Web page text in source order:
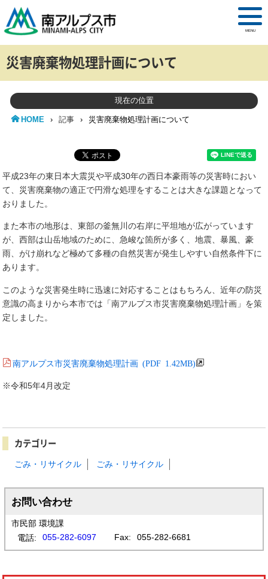
MENU
災害廃棄物処理計画について
現在の位置
HOME › 記事 › 災害廃棄物処理計画について
平成23年の東日本大震災や平成30年の西日本豪雨等の災害時におい
て、災害廃棄物の適正で円滑な処理をすることは大きな課題となって
おりました。
また本市の地形は、東部の釜無川の右岸に平坦地が広がっています
が、西部は山岳地域のために、急峻な箇所が多く、地震、暴風、豪
雨、がけ崩れなど極めて多種の自然災害が発生しやすい自然条件下に
あります。
このような災害発生時に迅速に対応することはもちろん、近年の防災
意識の高まりから本市では「南アルプス市災害廃棄物処理計画」を策
定しました。
南アルプス市災害廃棄物処理計画 (PDF 1.42MB)
※令和5年4月改定
カテゴリー
ごみ・リサイクル ごみ・リサイクル
お問い合わせ
市民部 環境課
電話:
055-282-6097 Fax: 055-282-6681